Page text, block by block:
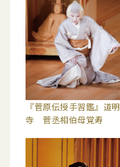
『菅原伝授手習鑑』道明
寺 菅丞相伯母覚寿